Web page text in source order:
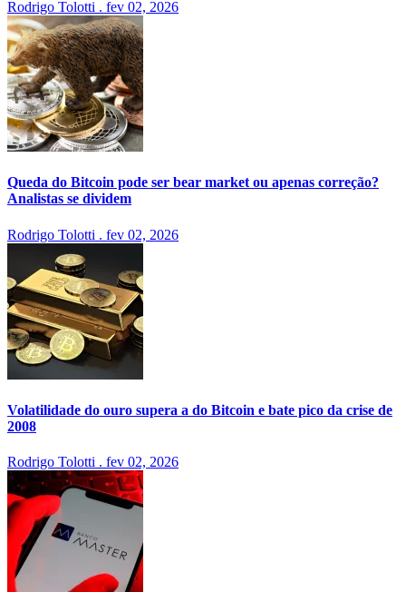
Rodrigo Tolotti . fev 02, 2026
Queda do Bitcoin pode ser bear market ou apenas correção?
Analistas se dividem
Rodrigo Tolotti . fev 02, 2026
Volatilidade do ouro supera a do Bitcoin e bate pico da crise de
2008
Rodrigo Tolotti . fev 02, 2026